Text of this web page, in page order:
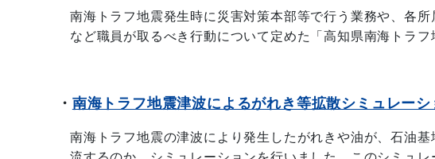
南海トラフ地震発生時に災害対策本部等で行う業務や、各
など職員が取るべき行動について定めた「高知県南海トラ
・ 南海トラフ地震津波によるがれき等拡散シミュレーシ
南海トラフ地震の津波により発生したがれきや油が、石油